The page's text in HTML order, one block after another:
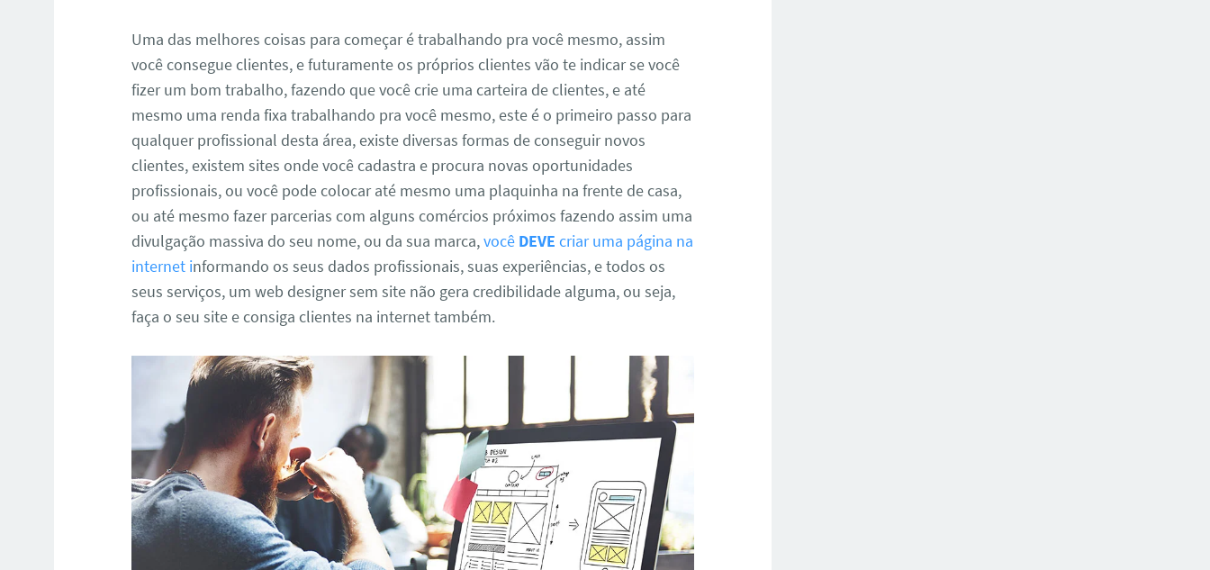
Uma das melhores coisas para começar é trabalhando pra você mesmo, assim
você consegue clientes, e futuramente os próprios clientes vão te indicar se você
fizer um bom trabalho, fazendo que você crie uma carteira de clientes, e até
mesmo uma renda fixa trabalhando pra você mesmo, este é o primeiro passo para
qualquer profissional desta área, existe diversas formas de conseguir novos
clientes, existem sites onde você cadastra e procura novas oportunidades
profissionais, ou você pode colocar até mesmo uma plaquinha na frente de casa,
ou até mesmo fazer parcerias com alguns comércios próximos fazendo assim uma
divulgação massiva do seu nome, ou da sua marca,você DEVEcriar uma página na
internet informando os seus dados profissionais, suas experiências, e todos os
seus serviços, um web designer sem site não gera credibilidade alguma, ou seja,
faça o seu site e consiga clientes na internet também.